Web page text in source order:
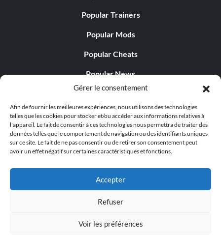
Gérer le consentement
Afin de fournir les meilleures expériences, nous utilisons des technologies
telles que les cookies pour stocker et/ou accéder aux informations relatives à
l'appareil. Le fait de consentir à ces technologies nous permettra de traiter des
données telles que le comportement de navigation ou des identifiants uniques
sur ce site. Le fait de ne pas consentir ou de retirer son consentement peut
avoir un effet négatif sur certaines caractéristiques et fonctions.
Accepter
Refuser
Voir les préférences
Popular Trainers
Popular Mods
Popular Cheats
Popular News
Popular Editorials
Popular Free Games
LATEST UPDATES